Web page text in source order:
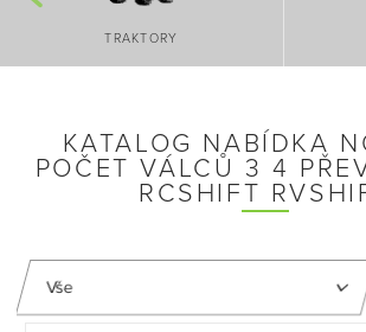
TRAKTORY
KATALOG NABÍDKA
POČET VÁLCŮ 3 4
RCSHIFT